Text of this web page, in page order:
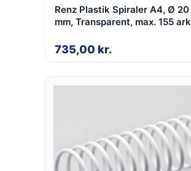
Renz Plastik Spiraler A4, Ø 20
mm, Transparent, max. 155 ark
735,00 kr.